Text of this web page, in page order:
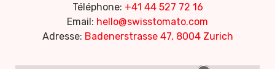
Téléphone: +41 44 527 72 16
Email: hello@swisstomato.com
Adresse: Badenerstrasse 47, 8004 Zurich